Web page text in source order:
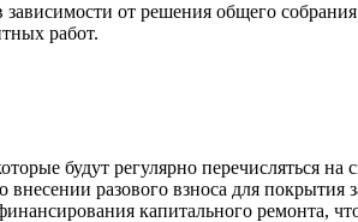
от решения общего
работ.
будут регулярно перечисляться на
разового взноса для покрытия
капитального ремонта,